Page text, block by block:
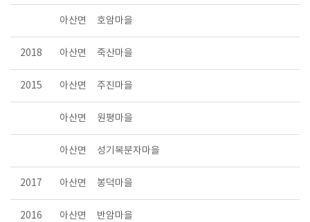
아산면 호암마을
2018 아산면 죽산마을
2015 아산면 주진마을
아산면 원평마을
아산면 성기복분자마을
2017 아산면 봉덕마을
2016 아산면 반암마을